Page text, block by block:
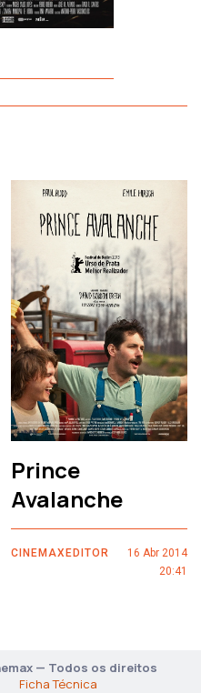
Prince
Avalanche
CINEMAXEDITOR
16 Abr 2014
20:41
— Todos os direitos
Ficha Técnica